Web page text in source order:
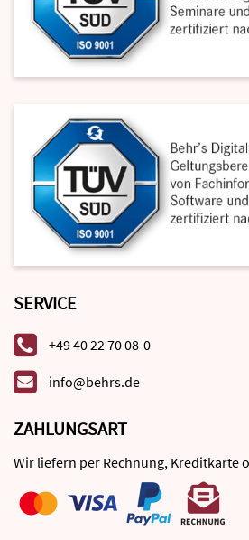
SERVICE
+49 40 22 70 08-0
info@behrs.de
ZAHLUNGSART
Wir liefern per Rechnung, Kreditkarte